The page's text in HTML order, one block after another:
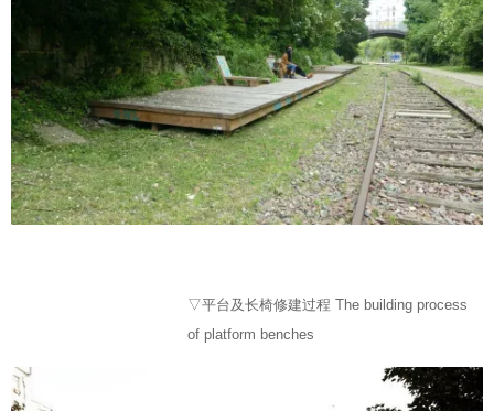
▽平台及长椅修建过程 The building process
of platform benches